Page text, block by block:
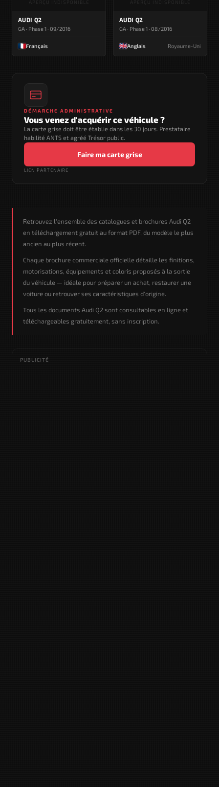
APERÇU INDISPONIBLE
AUDI Q2
GA · Phase 1 · 09/2016
Français
APERÇU INDISPONIBLE
AUDI Q2
GA · Phase 1 · 08/2016
Anglais Royaume-Uni
DÉMARCHE ADMINISTRATIVE
Vous venez d'acquérir ce véhicule ?
La carte grise doit être établie dans les 30 jours. Prestataire
habilité ANTS et agréé Trésor public.
Faire ma carte grise
LIEN PARTENAIRE
Retrouvez l'ensemble des catalogues et brochures Audi Q2
en téléchargement gratuit au format PDF, du modèle le plus
ancien au plus récent.
Chaque brochure commerciale officielle détaille les finitions,
motorisations, équipements et coloris proposés à la sortie
du véhicule — idéale pour préparer un achat, restaurer une
voiture ou retrouver ses caractéristiques d'origine.
Tous les documents Audi Q2 sont consultables en ligne et
téléchargeables gratuitement, sans inscription.
PUBLICITÉ